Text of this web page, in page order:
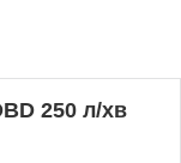
250 л/хв